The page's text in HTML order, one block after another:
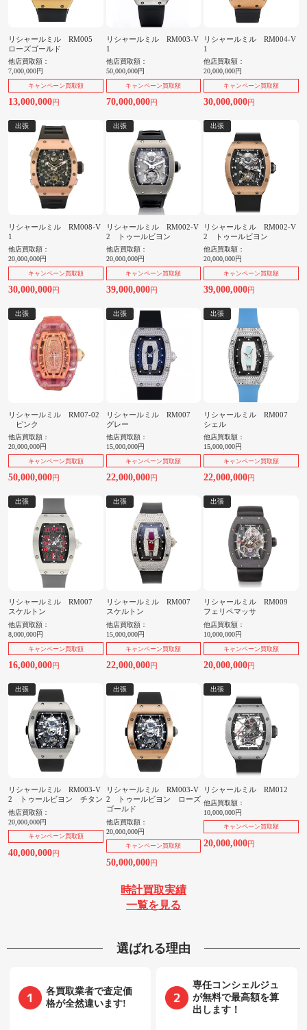
リシャールミル RM005
ローズゴールド
他店買取額：
7,000,000円
キャンペーン買取額
13,000,000円
リシャールミル RM003-V
1
他店買取額：
50,000,000円
キャンペーン買取額
70,000,000円
リシャールミル RM004-V
1
他店買取額：
20,000,000円
キャンペーン買取額
30,000,000円
出張
リシャールミル RM008-V
1
他店買取額：
20,000,000円
キャンペーン買取額
30,000,000円
出張
リシャールミル RM002-V
2 トゥールビヨン
他店買取額：
20,000,000円
キャンペーン買取額
39,000,000円
出張
リシャールミル RM002-V
2 トゥールビヨン
他店買取額：
20,000,000円
キャンペーン買取額
39,000,000円
出張
リシャールミル RM07-02
ピンク
他店買取額：
20,000,000円
キャンペーン買取額
50,000,000円
出張
リシャールミル RM007
グレー
他店買取額：
15,000,000円
キャンペーン買取額
22,000,000円
出張
リシャールミル RM007
シェル
他店買取額：
15,000,000円
キャンペーン買取額
22,000,000円
出張
リシャールミル RM007
スケルトン
他店買取額：
8,000,000円
キャンペーン買取額
16,000,000円
出張
リシャールミル RM007
スケルトン
他店買取額：
15,000,000円
キャンペーン買取額
22,000,000円
出張
リシャールミル RM009
フェリペマッサ
他店買取額：
10,000,000円
キャンペーン買取額
20,000,000円
出張
リシャールミル RM003-V
2 トゥールビヨン チタン
他店買取額：
20,000,000円
キャンペーン買取額
40,000,000円
出張
リシャールミル RM003-V
2 トゥールビヨン ローズ
ゴールド
他店買取額：
20,000,000円
キャンペーン買取額
50,000,000円
出張
リシャールミル RM012
他店買取額：
10,000,000円
キャンペーン買取額
20,000,000円
時計買取実績
一覧を見る
選ばれる理由
各買取業者で査定価
格が全然違います!
専任コンシェルジュ
が無料で最高額を算
出します！